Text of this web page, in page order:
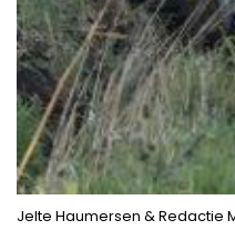
Jelte Haumersen & Redactie